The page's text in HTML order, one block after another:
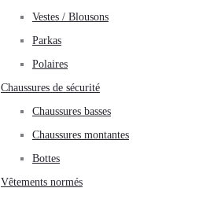
Vestes / Blousons
Parkas
Polaires
Chaussures de sécurité
Chaussures basses
Chaussures montantes
Bottes
Vêtements normés